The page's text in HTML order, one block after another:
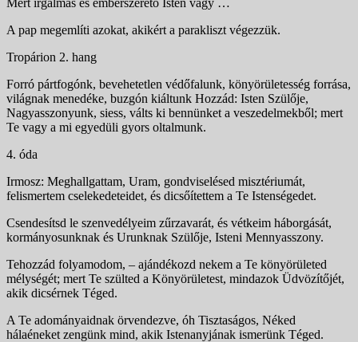
A pap megemlíti azokat, akikért a parakliszt végezzük.
Tropárion 2. hang
Forró pártfogónk, bevehetetlen védőfalunk, könyörületes­ség forrása,
világnak menedéke, buzgón kiáltunk Hozzád: Isten Szülője,
Nagyasszonyunk, siess, válts ki bennünket a veszedelmekből; mert
Te vagy a mi egyedüli gyors oltal­munk.
4. óda
Irmosz: Meghallgattam, Uram, gondviselésed misztériu­mát,
felismertem cselekedeteidet, és dicsőítettem a Te Istenségedet.
Csendesítsd le szenvedélyeim zűrzavarát, és vét­keim háborgását,
kormányosunknak és Urunknak Szülője, Isteni Mennyasszony.
Tehozzád folyamodom, – ajándékozd nekem a Te könyörületed
mélységét; mert Te szülted a Könyörületest, mindazok Üdvözítőjét,
akik dicsérnek Téged.
A Te adományaidnak örvendezve, óh Tisztaságos, Néked
hálaéneket zengünk mind, akik Istenanyjának isme­rünk Téged.